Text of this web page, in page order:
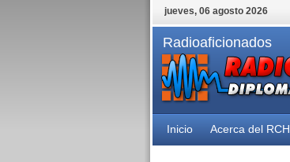
jueves, 06 agosto 2026
Radioaficionados
Inicio Acerca del RCH